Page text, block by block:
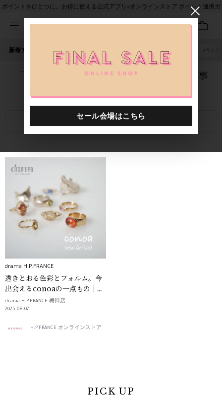
ポイントをひとつに。お得に使える公式アプリ×オンラインストア ポイント連携ガ
新着アイテム 人気ワード セール 40th限定 バッグ
「5057001.2423056.0038」に関する記事
関連キーワード
drama H.P.FRANCE
透きとおる色彩とフォルム。今
出会えるconoaの一点もの｜
drama H.P.FRANCE
drama H.P.FRANCE 梅田店
2025.08.07
H.P.FRANCE オンラインストア
PICK UP